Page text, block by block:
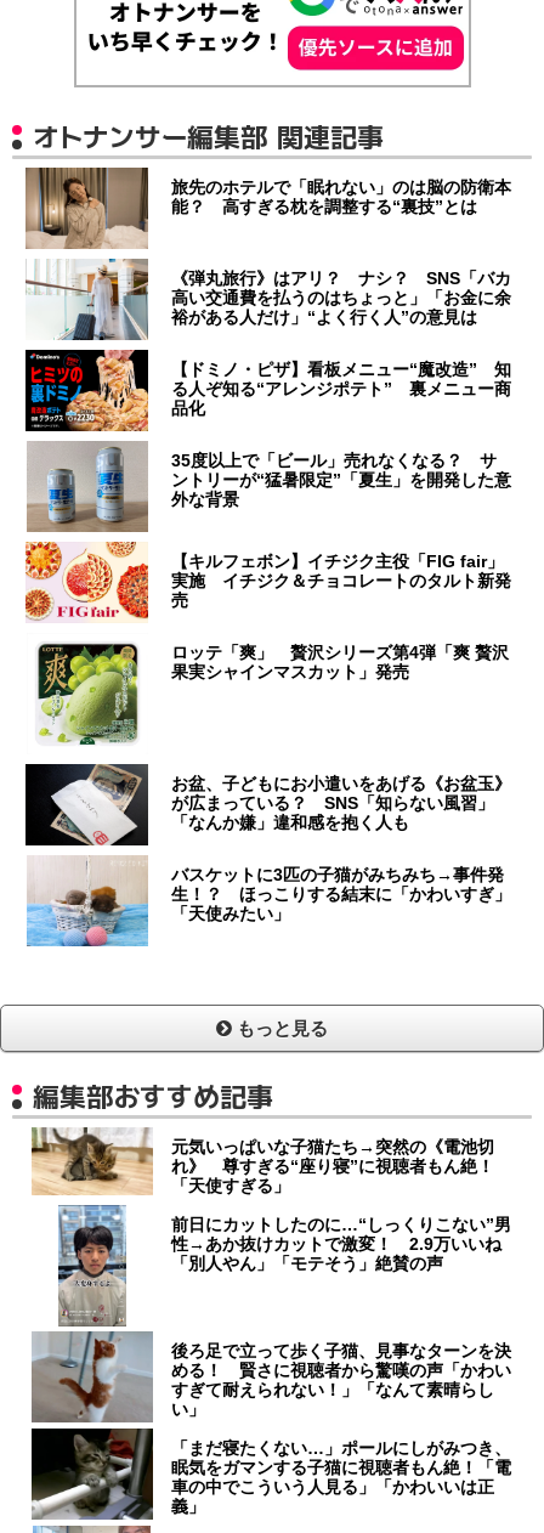
オトナンサー編集部 関連記事
旅先のホテルで「眠れない」のは脳の防衛本
能？ 高すぎる枕を調整する“裏技”とは
《弾丸旅行》はアリ？ ナシ？ SNS「バカ
高い交通費を払うのはちょっと」「お金に余
裕がある人だけ」“よく行く人”の意見は
【ドミノ・ピザ】看板メニュー“魔改造” 知
る人ぞ知る“アレンジポテト” 裏メニュー商
品化
35度以上で「ビール」売れなくなる？ サ
ントリーが“猛暑限定”「夏生」を開発した意
外な背景
【キルフェボン】イチジク主役「FIG fair」
実施 イチジク＆チョコレートのタルト新発
売
ロッテ「爽」 贅沢シリーズ第4弾「爽 贅沢
果実シャインマスカット」発売
お盆、子どもにお小遣いをあげる《お盆玉》
が広まっている？ SNS「知らない風習」
「なんか嫌」違和感を抱く人も
バスケットに3匹の子猫がみちみち→事件発
生！？ ほっこりする結末に「かわいすぎ」
「天使みたい」
もっと見る
編集部おすすめ記事
元気いっぱいな子猫たち→突然の《電池切
れ》 尊すぎる“座り寝”に視聴者もん絶！
「天使すぎる」
前日にカットしたのに…“しっくりこない”男
性→あか抜けカットで激変！ 2.9万いいね
「別人やん」「モテそう」絶賛の声
後ろ足で立って歩く子猫、見事なターンを決
める！ 賢さに視聴者から驚嘆の声「かわい
すぎて耐えられない！」「なんて素晴らし
い」
「まだ寝たくない…」ポールにしがみつき、
眠気をガマンする子猫に視聴者もん絶！「電
車の中でこういう人見る」「かわいいは正
義」